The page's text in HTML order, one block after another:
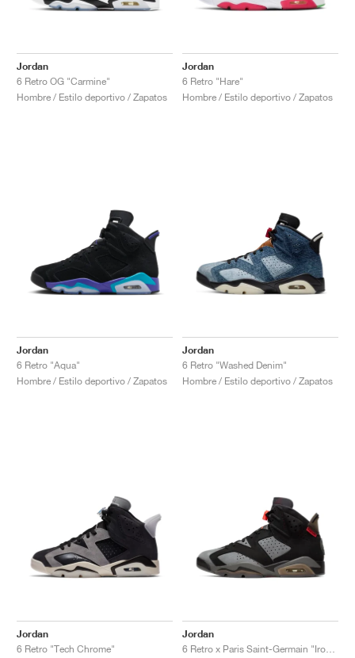
Jordan
6 Retro OG "Carmine"
Hombre / Estilo deportivo / Zapatos
Jordan
6 Retro "Hare"
Hombre / Estilo deportivo / Zapatos
Jordan
6 Retro "Aqua"
Hombre / Estilo deportivo / Zapatos
Jordan
6 Retro "Washed Denim"
Hombre / Estilo deportivo / Zapatos
Jordan
6 Retro "Tech Chrome"
Jordan
6 Retro x Paris Saint-Germain "Iron Grey"